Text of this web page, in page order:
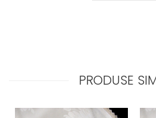
PRODUSE